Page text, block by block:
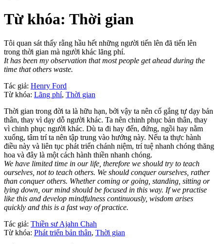
Từ khóa: Thời gian
Tôi quan sát thấy rằng hầu hết những người tiến lên đã tiến lên
trong thời gian mà người khác lãng phí.
It has been my observation that most people get ahead during the
time that others waste.
Tác giả: Henry Ford
Từ khóa: Lãng phí, Thời gian
Thời gian trong đời ta là hữu hạn, bởi vậy ta nên cố gắng tự dạy bản
thân, thay vì dạy dỗ người khác. Ta nên chinh phục bản thân, thay
vì chinh phục người khác. Dù ta đi hay đến, đứng, ngồi hay nằm
xuống, tâm trí ta nên tập trung vào hướng này. Nếu ta thực hành
điều này và liên tục phát triển chánh niệm, trí tuệ nhanh chóng thăng
hoa và đây là một cách hành thiền nhanh chóng.
We have limited time in our life, therefore we should try to teach
ourselves, not to teach others. We should conquer ourselves, rather
than conquer others. Whether coming or going, standing, sitting or
lying down, our mind should be focused in this way. If we practise
like this and develop mindfulness continuously, wisdom arises
quickly and this is a fast way of practice.
Tác giả: Thiền sư Ajahn Chah
Từ khóa: Phát triển bản thân, Thời gian